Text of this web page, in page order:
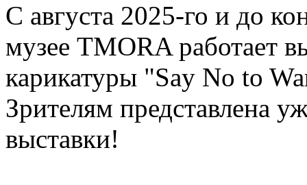
С августа 2025-го и до
музее TMORA работает
карикатуры "Say No to
Зрителям представлена
выставки!